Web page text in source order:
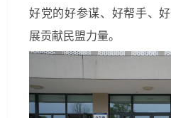
好党的好参谋、好帮手、
展贡献民盟力量。